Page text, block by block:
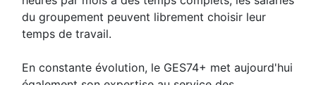
du groupement peuvent librement choisir leur
temps de travail.
En constante évolution, le GES74+ met aujourd'hui